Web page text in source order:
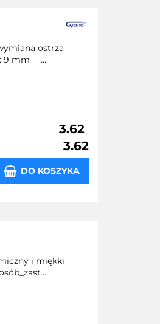
ostrza
mm__ ...
3.62
3.62
DO KOSZYKA
i miękki